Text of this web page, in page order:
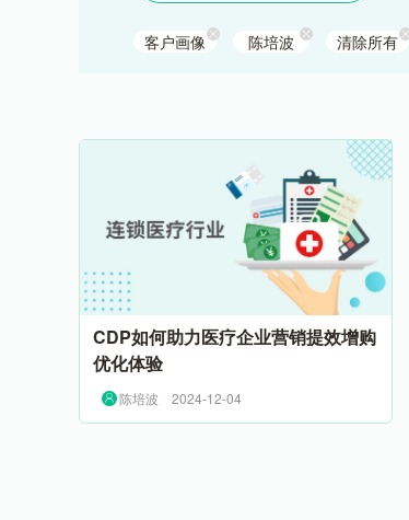
客户画像 陈培波 清除所有
CDP如何助力医疗企业营销提效增购
优化体验
陈培波 2024-12-04